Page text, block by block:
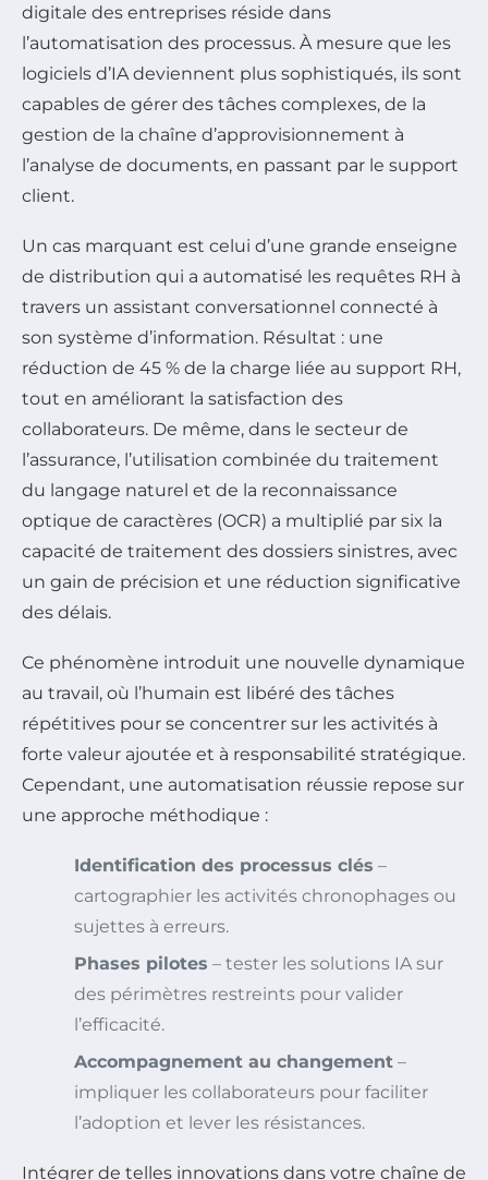
digitale des entreprises réside dans
l’automatisation des processus. À mesure que les
logiciels d’IA deviennent plus sophistiqués, ils sont
capables de gérer des tâches complexes, de la
gestion de la chaîne d’approvisionnement à
l’analyse de documents, en passant par le support
client.
Un cas marquant est celui d’une grande enseigne
de distribution qui a automatisé les requêtes RH à
travers un assistant conversationnel connecté à
son système d’information. Résultat : une
réduction de 45 % de la charge liée au support RH,
tout en améliorant la satisfaction des
collaborateurs. De même, dans le secteur de
l’assurance, l’utilisation combinée du traitement
du langage naturel et de la reconnaissance
optique de caractères (OCR) a multiplié par six la
capacité de traitement des dossiers sinistres, avec
un gain de précision et une réduction significative
des délais.
Ce phénomène introduit une nouvelle dynamique
au travail, où l’humain est libéré des tâches
répétitives pour se concentrer sur les activités à
forte valeur ajoutée et à responsabilité stratégique.
Cependant, une automatisation réussie repose sur
une approche méthodique :
Identification des processus clés –
cartographier les activités chronophages ou
sujettes à erreurs.
Phases pilotes – tester les solutions IA sur
des périmètres restreints pour valider
l’efficacité.
Accompagnement au changement –
impliquer les collaborateurs pour faciliter
l’adoption et lever les résistances.
Intégrer de telles innovations dans votre chaîne de